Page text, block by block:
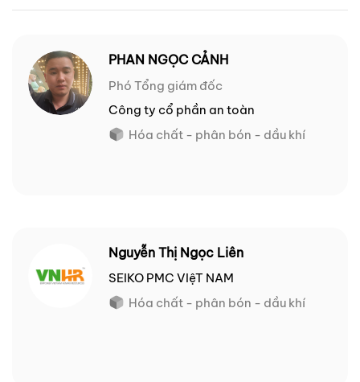
PHAN NGỌC CẢNH
Phó Tổng giám đốc
Công ty cổ phần an toàn
Hóa chất - phân bón - dầu khí
Nguyễn Thị Ngọc Liên
SEIKO PMC VIệT NAM
Hóa chất - phân bón - dầu khí